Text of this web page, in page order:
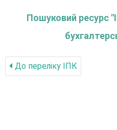
Пошуковий ресурс
До переліку IПК